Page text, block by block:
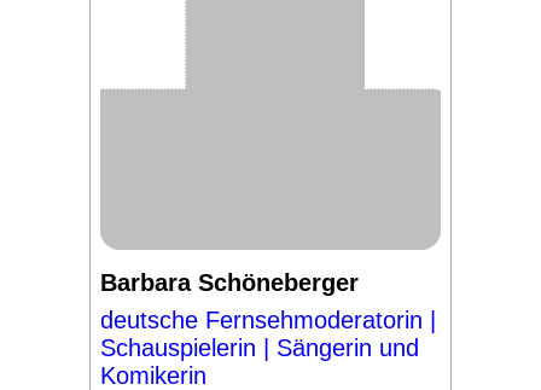
Barbara Schöneberger
deutsche Fernsehmoderatorin |
Schauspielerin | Sängerin und
Komikerin